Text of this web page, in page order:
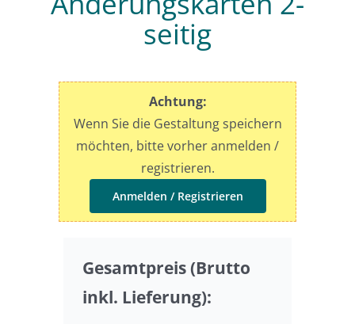
seitig
Achtung:
Wenn Sie die Gestaltung speichern
möchten, bitte vorher anmelden /
registrieren.
Anmelden / Registrieren
Gesamtpreis (Brutto
inkl. Lieferung):